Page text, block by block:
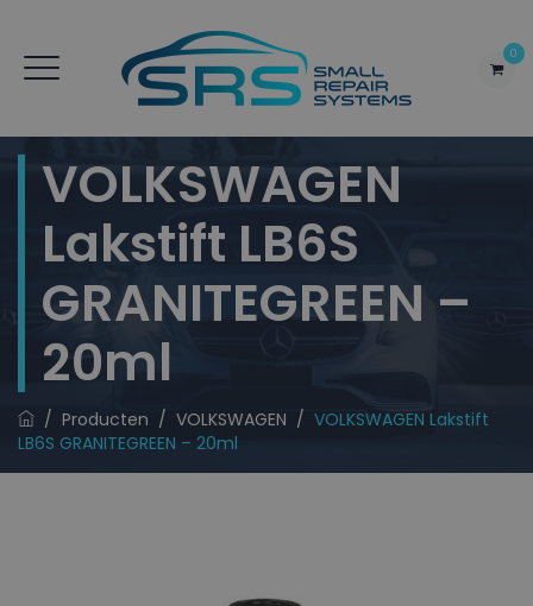
0
VOLKSWAGEN
Lakstift LB6S
GRANITEGREEN –
20ml
/ Producten / VOLKSWAGEN / VOLKSWAGEN Lakstift
LB6S GRANITEGREEN – 20ml